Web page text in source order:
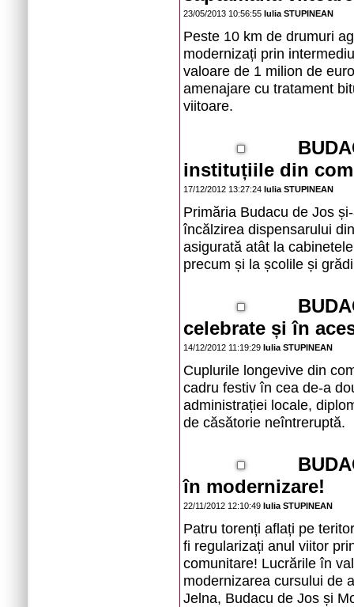
23/05/2013 10:56:55 Iulia STUPINEAN
Peste 10 km de drumuri
modernizați prin
valoare de 1 milion de
amenajare cu tratament
viitoare.
instituțiile din
17/12/2012 13:27:24 Iulia STUPINEAN
Primăria Budacu de Jos
încălzirea dispensarului
asigurată atât la
precum și la școlile și
celebrate și în
14/12/2012 11:19:29 Iulia STUPINEAN
Cuplurile longevive din
cadru festiv în cea de-a
administrației locale,
de căsătorie neîntreruptă.
în modernizare!
22/11/2012 12:10:49 Iulia STUPINEAN
Patru torenți aflați pe
fi regularizați anul viitor
comunitare! Lucrările în
modernizarea cursului de
Jelna, Budacu de Jos și